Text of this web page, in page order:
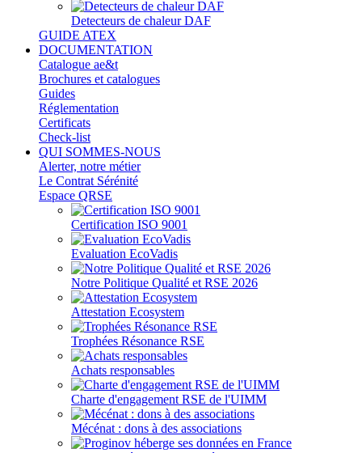
Detecteurs de chaleur DAF
GUIDE ATEX
DOCUMENTATION
Catalogue ae&t
Brochures et catalogues
Guides
Réglementation
Certificats
Check-list
QUI SOMMES-NOUS
Alerter, notre métier
Le Contrat Sérénité
Espace QRSE
Certification ISO 9001
Evaluation EcoVadis
Notre Politique Qualité et RSE 2026
Attestation Ecosystem
Trophées Résonance RSE
Achats responsables
Charte d'engagement RSE de l'UIMM
Mécénat : dons à des associations